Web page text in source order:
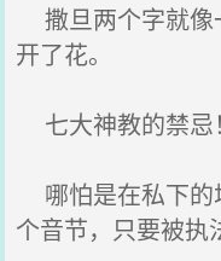
撒旦两个字就像
开了花。
七大神教的禁忌！
哪怕是在私下的
个音节，只要被执